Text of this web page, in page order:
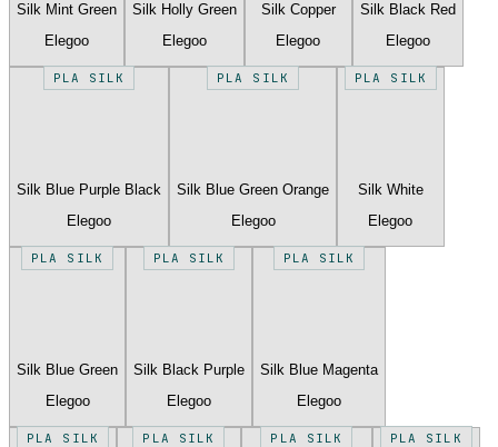
Silk Mint Green
Elegoo
Silk Holly Green
Elegoo
Silk Copper
Elegoo
Silk Black Red
Elegoo
PLA SILK
Silk Blue Purple Black
Elegoo
PLA SILK
Silk Blue Green Orange
Elegoo
PLA SILK
Silk White
Elegoo
PLA SILK
Silk Blue Green
Elegoo
PLA SILK
Silk Black Purple
Elegoo
PLA SILK
Silk Blue Magenta
Elegoo
PLA SILK PLA SILK PLA SILK PLA SILK